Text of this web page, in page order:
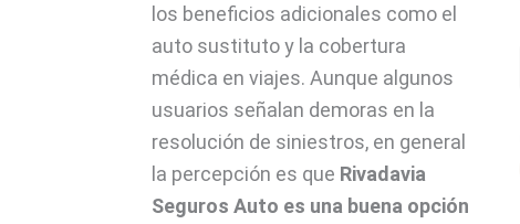
los beneficios adicionales como el
auto sustituto y la cobertura
médica en viajes. Aunque algunos
usuarios señalan demoras en la
resolución de siniestros, en general
la percepción es que Rivadavia
Seguros Auto es una buena opción